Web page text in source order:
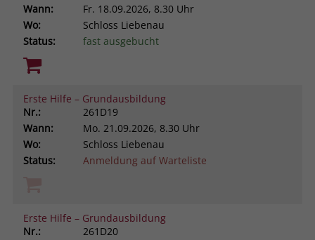
Wann:
Fr. 18.09.2026, 8.30 Uhr
Wo:
Schloss Liebenau
Status:
fast ausgebucht
Erste Hilfe – Grundausbildung
Nr.:
261D19
Wann:
Mo. 21.09.2026, 8.30 Uhr
Wo:
Schloss Liebenau
Status:
Anmeldung auf Warteliste
Erste Hilfe – Grundausbildung
Nr.:
261D20